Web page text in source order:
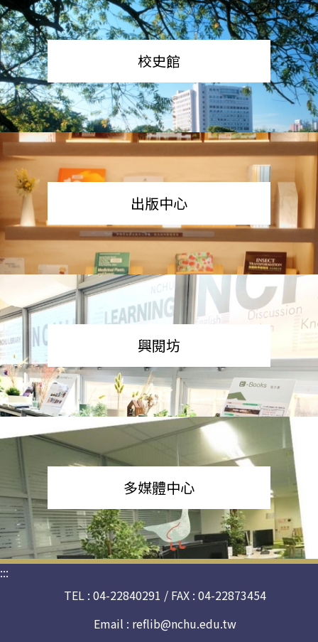
校史館
出版中心
興閱坊
多媒體中心
:::
TEL : 04-22840291 / FAX : 04-22873454
Email : reflib@nchu.edu.tw